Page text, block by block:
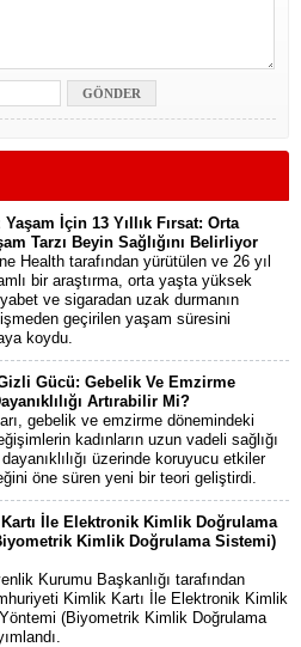
Yaşam İçin 13 Yıllık Fırsat: Orta
Tarzı Beyin Sağlığını Belirliyor
Health tarafından yürütülen ve 26 yıl
bir araştırma, orta yaşta yüksek
ve sigaradan uzak durmanın
geçirilen yaşam süresini
koydu.
Gücü: Gebelik Ve Emzirme
Artırabilir Mi?
gebelik ve emzirme dönemindeki
kadınların uzun vadeli sağlığı
üzerinde koruyucu etkiler
öne süren yeni bir teori geliştirdi.
İle Elektronik Kimlik Doğrulama
Kimlik Doğrulama Sistemi)
Kurumu Başkanlığı tarafından
Kimlik Kartı İle Elektronik Kimlik
(Biyometrik Kimlik Doğrulama